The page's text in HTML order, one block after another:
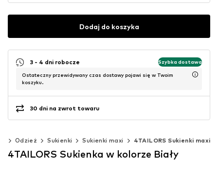
Dodaj do koszyka
3 - 4 dni robocze Szybka dostawa
Ostateczny przewidywany czas dostawy pojawi się w Twoim
koszyku.
30 dni na zwrot towaru
Odzież Sukienki Sukienki maxi 4TAILORS Sukienki maxi
4TAILORS Sukienka w kolorze Biały